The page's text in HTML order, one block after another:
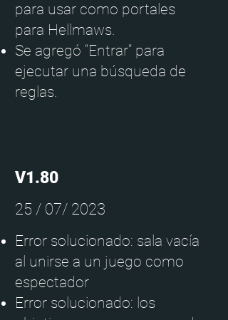
para usar como portales
para Hellmaws.
Se agregó “Entrar” para
ejecutar una búsqueda de
reglas.
V1.80
25 / 07/ 2023
Error solucionado: sala vacía
al unirse a un juego como
espectador
Error solucionado: los